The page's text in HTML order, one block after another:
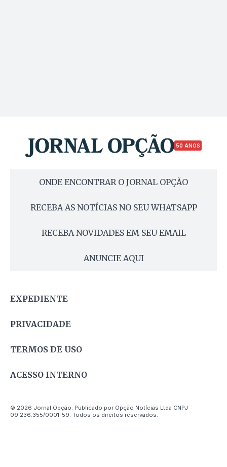
50 ANOS
ONDE ENCONTRAR O JORNAL OPÇÃO
RECEBA AS NOTÍCIAS NO SEU WHATSAPP
RECEBA NOVIDADES EM SEU EMAIL
ANUNCIE AQUI
EXPEDIENTE
PRIVACIDADE
TERMOS DE USO
ACESSO INTERNO
© 2026 Jornal Opção. Publicado por Opção Notícias Ltda CNPJ
09.236.355/0001-59. Todos os direitos reservados.